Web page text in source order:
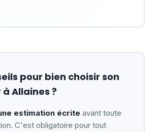
pour bien choisir son
Allaines ?
estimation écrite avant toute
C'est obligatoire pour tout